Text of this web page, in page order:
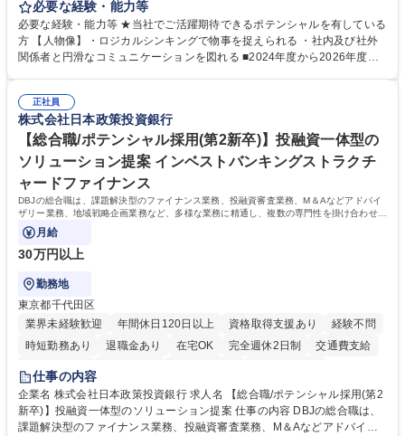
す。 【業務内容の一例】■所属事業部の勤労業務 ■海外に関係する各種業
務 ■営業部門の企画スタッフ、ルート営業 【キャリアパス】入社後の配属
ポジションで一定期間ご活躍頂いた後、本人の適性及び将来のキャリアを
鑑みてジョブローテーションを行います。 【育成】OJTでの現場育成や研
表するインフラ企業 #ポテンシャル採用
必要な経験・能力等
必要な経験・能力等 ★当社でご活躍期待できるポテンシャルを有している
方 【人物像】・ロジカルシンキングで物事を捉えられる ・社内及び社外
関係者と円滑なコミュニケーションを図れる ■2024年度から2026年度ま
72.html ■エネルギーセキュリティの不安定化や気候変動による自然災害の
甚大化など、これまで以上に社会課題解決の重要性が高まっています。
「未来の日常」の創造に向けて持続可能な社会の実現に貢献してまいりま
す。 学歴・資格 学歴：大学院 大学 語学力： 資格：
正社員
株式会社日本政策投資銀行
【総合職/ポテンシャル採用(第2新卒)】投融資一体型の
ソリューション提案 インベストバンキングストラクチ
ャードファイナンス
DBJの総合職は、課題解決型のファイナンス業務、投融資審査業務、M＆Aなどアドバイ
ザリー業務、地域戦略企画業務など、多様な業務に精通し、複数の専門性を掛け合わせて
広く社会に貢献していく職種です。
月給
30万円以上
勤務地
東京都千代田区
業界未経験歓迎
年間休日120日以上 資格取得支援あり
経験不問
時短勤務あり
退職金あり 在宅OK 完全週休2日制
交通費支給
駅近5分以内
食事補助あり
託児所あり
仕事の内容
企業名 株式会社日本政策投資銀行 求人名 【総合職/ポテンシャル採用(第2
新卒)】投融資一体型のソリューション提案 仕事の内容 DBJの総合職は、
課題解決型のファイナンス業務、投融資審査業務、M＆Aなどアドバイザ